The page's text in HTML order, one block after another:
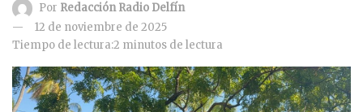
Por Redacción Radio Delfín
12 de noviembre de 2025
Tiempo de lectura:2 minutos de lectura